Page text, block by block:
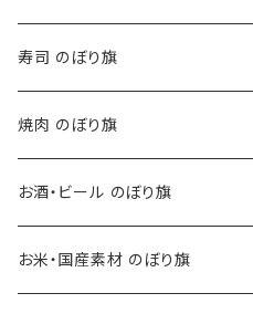
寿司 のぼり旗
焼肉 のぼり旗
お酒・ビール のぼり旗
お米・国産素材 のぼり旗